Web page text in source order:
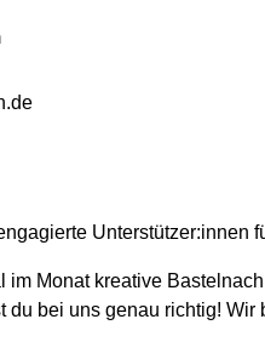
Unterstützer:innen
Monat kreative
bei uns genau richtig!